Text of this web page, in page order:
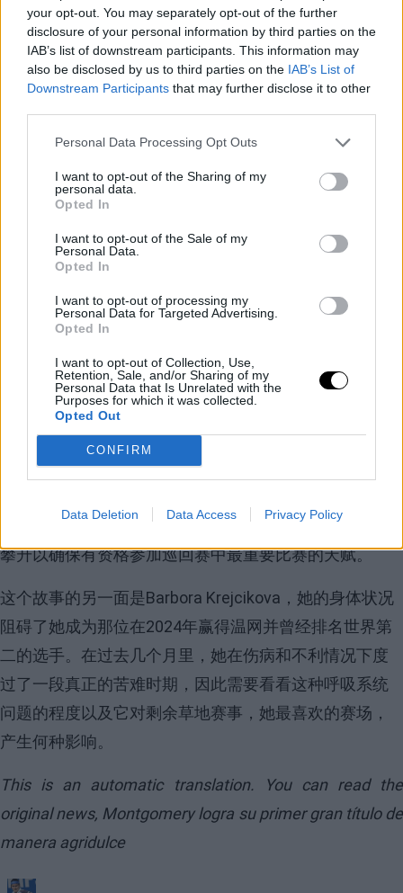
your opt-out. You may separately opt-out of the further
disclosure of your personal information by third parties on the
IAB’s list of downstream participants. This information may
also be disclosed by us to third parties on the IAB’s List of
Downstream Participants that may further disclose it to other
Personal Data Processing Opt Outs
I want to opt-out of the Sharing of my
personal data.
Opted In
I want to opt-out of the Sale of my
Personal Data.
Opted In
I want to opt-out of processing my
Personal Data for Targeted Advertising.
Opted In
I want to opt-out of Collection, Use,
Retention, Sale, and/or Sharing of my
Personal Data that Is Unrelated with the
Purposes for which it was collected.
Opted Out
CONFIRM
Data Deletion Data Access Privacy Policy
@LibemaOpen 冠军。
#libemaopen
— wta (@WTA)2026年6月14日
Krejcikova的伤病苦难
尽管这是一个酸甜的结局，但不容忽视Robin一直保持的
出色水准，她依靠发球支撑并证明了自己在草地上对任
着她在接下来的赛事中获得一些外卡
，尽管她具备逐渐
攀升以确保有资格参加巡回赛中最重要比赛的天赋。
这个故事的另一面是Barbora Krejcikova ，她的身体状况
阻碍了她成为那位在2024年赢得温网并曾经排名世界第
二的选手。在过去几个月里，她在伤病和不利情况下度
过了一段真正的苦难时期，因此需要看看这种呼吸系统
问题的程度以及它对剩余草地赛事，她最喜欢的赛场，
产生何种影响。
This is an automatic translation. You can read the
original news, Montgomery logra su primer gran título de
manera agridulce